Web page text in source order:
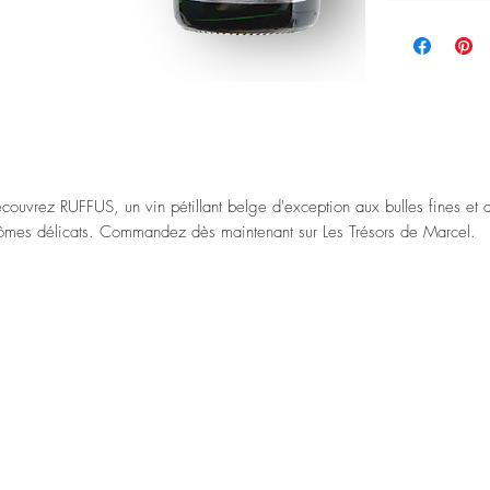
RUFFUS, un vin pétillant belge d'exception aux bulles fines et
délicats. Commandez dès maintenant sur Les Trésors de Marcel.